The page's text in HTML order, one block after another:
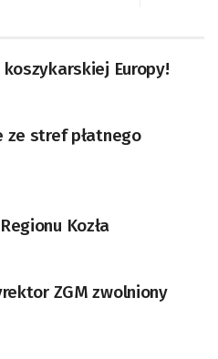
Europy!
ze stref płatnego
Kozła
ZGM zwolniony